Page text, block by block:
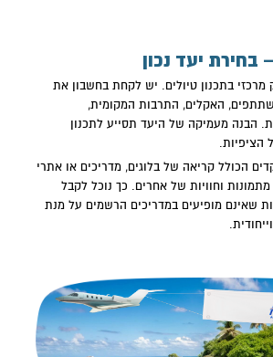
בחירת יעד נכון
מרכזי בתכנון טיולים. יש לקחת בחשבון את
האקלים, התרבות המקומית,
הבנה מעמיקה של היעד תסייע לתכנון
הכולל קריאה של בלוגים, מדריכים או אתרי
וחוויות של אחרים. כך נוכל לקבל
שאינם מופיעים במדריכים הרשמים על מנת